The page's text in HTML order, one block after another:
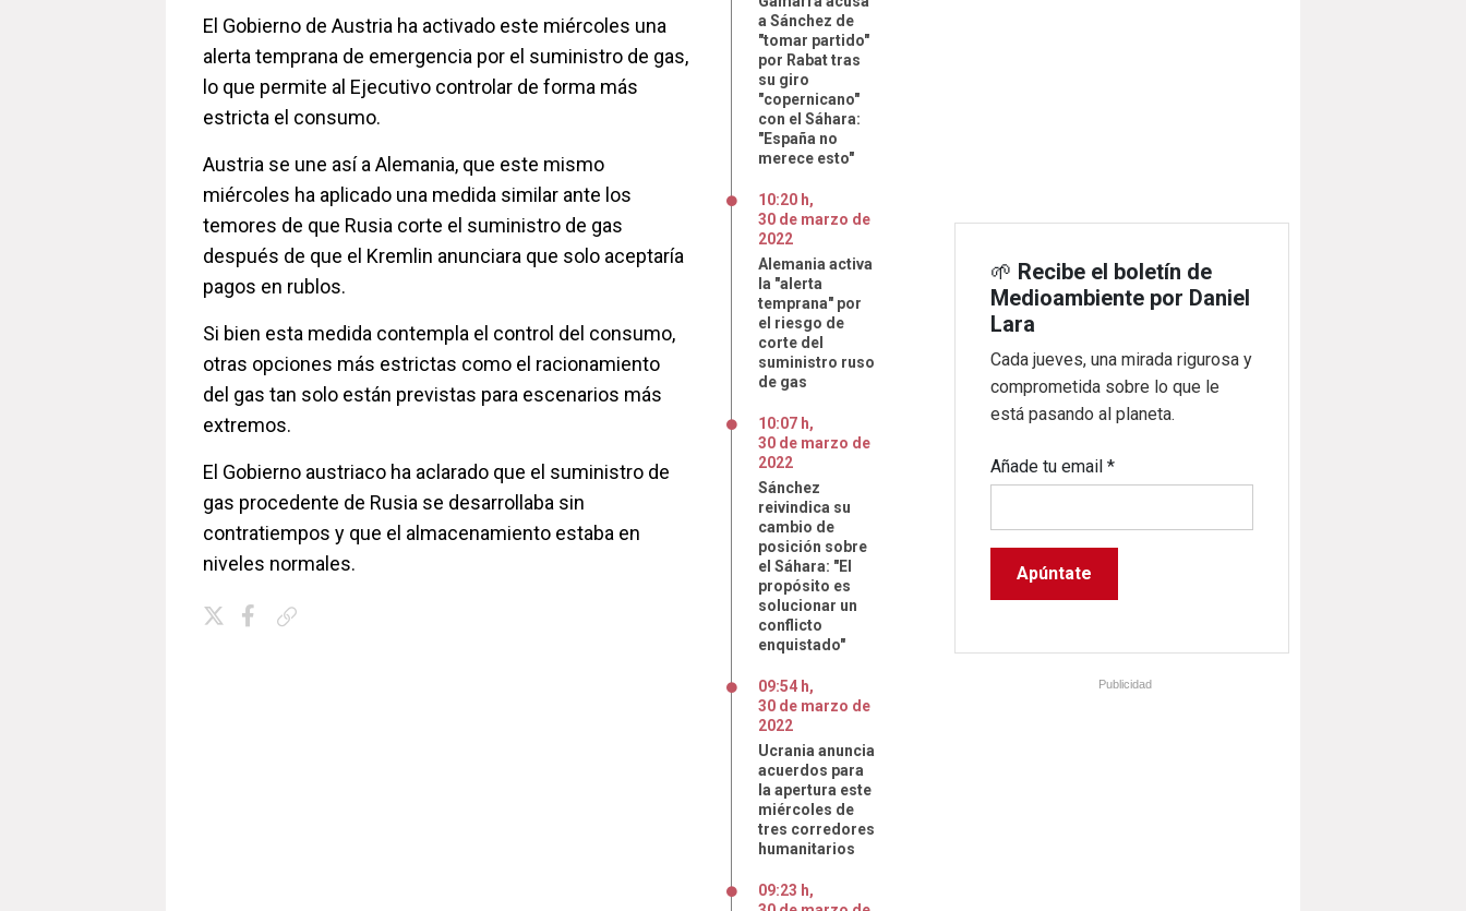
El Gobierno de Austria ha activado este miércoles una
alerta temprana de emergencia por el suministro de gas,
lo que permite al Ejecutivo controlar de forma más
estricta el consumo.
Austria se une así a Alemania, que este mismo
miércoles ha aplicado una medida similar ante los
temores de que Rusia corte el suministro de gas
después de que el Kremlin anunciara que solo aceptaría
pagos en rublos.
Si bien esta medida contempla el control del consumo,
otras opciones más estrictas como el racionamiento
del gas tan solo están previstas para escenarios más
extremos.
El Gobierno austriaco ha aclarado que el suministro de
gas procedente de Rusia se desarrollaba sin
contratiempos y que el almacenamiento estaba en
niveles normales.
a Sánchez de
"tomar partido"
por Rabat tras
su giro
"copernicano"
con el Sáhara:
"España no
merece esto"
10:20 h,
30 de marzo de
2022
Alemania activa
la "alerta
temprana" por
el riesgo de
corte del
suministro ruso
de gas
10:07 h,
30 de marzo de
2022
Sánchez
reivindica su
cambio de
posición sobre
el Sáhara: "El
propósito es
solucionar un
conflicto
enquistado"
09:54 h,
30 de marzo de
2022
Ucrania anuncia
acuerdos para
la apertura este
miércoles de
tres corredores
humanitarios
09:23 h,
🌱 Recibe el boletín de
Medioambiente por Daniel
Lara
Cada jueves, una mirada rigurosa y
comprometida sobre lo que le
está pasando al planeta.
Añade tu email*
Publicidad